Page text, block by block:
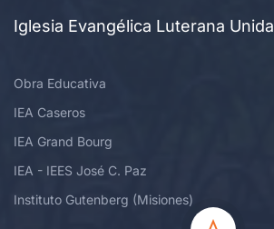
Iglesia Evangélica Luterana Unida
Obra Educativa
IEA Caseros
IEA Grand Bourg
IEA - IEES José C. Paz
Instituto Gutenberg (Misiones)